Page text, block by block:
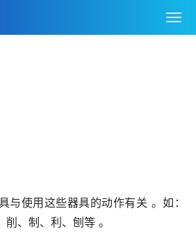
与使用这些器具的动作有关 。如：
、制、利、刨等 。